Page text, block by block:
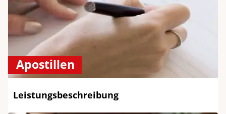
Apostillen
Leistungsbeschreibung